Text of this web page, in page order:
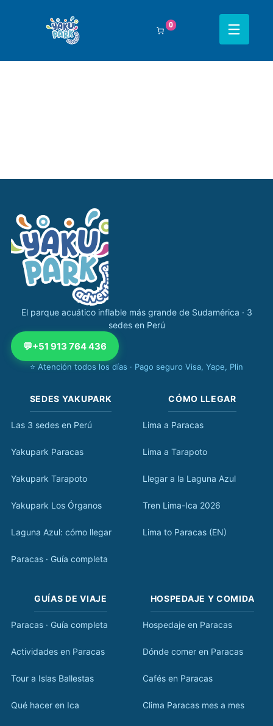
0
Navegación completa Yakupark
El parque acuático inflable más grande de Sudamérica · 3
sedes en Perú
💬+51 913 764 436
⭐ Atención todos los días · Pago seguro Visa, Yape, Plin
SEDES YAKUPARK
Las 3 sedes en Perú
Yakupark Paracas
Yakupark Tarapoto
Yakupark Los Órganos
Laguna Azul: cómo llegar
Paracas · Guía completa
CÓMO LLEGAR
Lima a Paracas
Lima a Tarapoto
Llegar a la Laguna Azul
Tren Lima-Ica 2026
Lima to Paracas (EN)
GUÍAS DE VIAJE
Paracas · Guía completa
Actividades en Paracas
Tour a Islas Ballestas
Qué hacer en Ica
HOSPEDAJE Y COMIDA
Hospedaje en Paracas
Dónde comer en Paracas
Cafés en Paracas
Clima Paracas mes a mes